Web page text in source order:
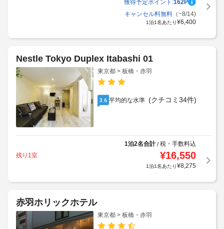
獲得予定ポイント:162P
キャンセル料無料（~8/14)
1泊1名あたり¥6,400
Nestle Tokyo Duplex Itabashi 01
東京都 > 板橋・赤羽
3.6 平均的な水準 (クチコミ34件)
1泊2名合計/税・手数料込
残り1室
¥16,550
1泊1名あたり¥8,275
赤羽ホリックホテル
東京都 > 板橋・赤羽